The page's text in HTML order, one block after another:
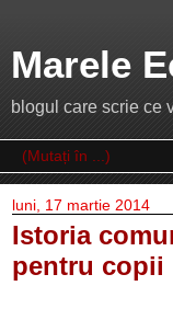
Marele
blogul care scrie ce
luni, 17 martie 2014
Istoria
pentru copii